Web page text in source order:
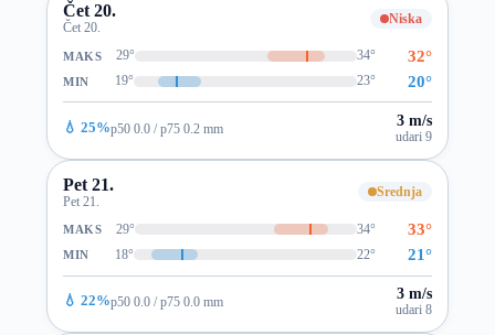
Čet 20.
Čet 20.
Niska
MAKS 29° 34° 32°
MIN 19° 23° 20°
💧 25%p50 0.0 / p75 0.2 mm 3 m/s
udari 9
Pet 21.
Pet 21.
Srednja
MAKS 29° 34° 33°
MIN 18° 22° 21°
💧 22%p50 0.0 / p75 0.0 mm 3 m/s
udari 8